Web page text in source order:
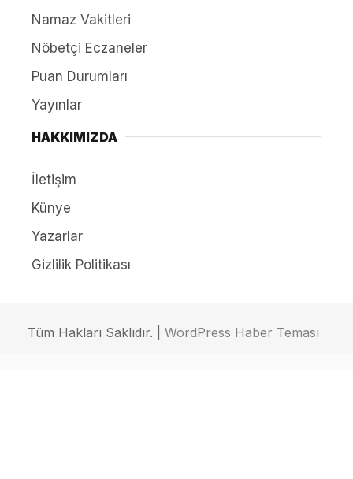
Namaz Vakitleri
Nöbetçi Eczaneler
Puan Durumları
Yayınlar
HAKKIMIZDA
İletişim
Künye
Yazarlar
Gizlilik Politikası
Tüm Hakları Saklıdır. | WordPress Haber Teması